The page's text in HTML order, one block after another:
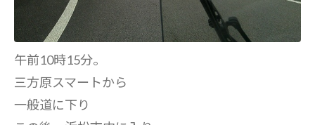
午前10時15分。
三方原スマートから
一般道に下り